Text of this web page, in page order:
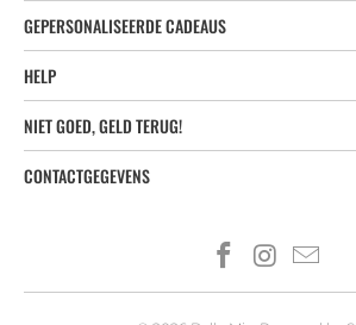
GEPERSONALISEERDE CADEAUS
HELP
NIET GOED, GELD TERUG!
CONTACTGEGEVENS